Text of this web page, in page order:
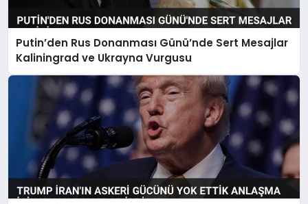
Putin’den Rus Donanması Günü’nde Sert Mesajlar
Kaliningrad ve Ukrayna Vurgusu